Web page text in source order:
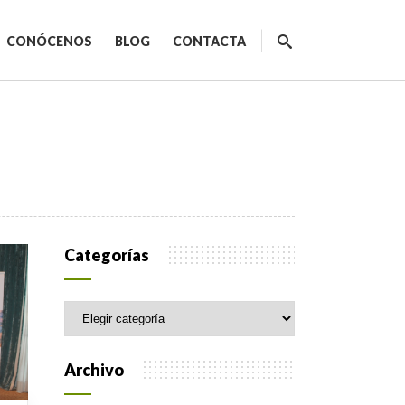
de trabajo
CONÓCENOS BLOG CONTACTA
Categorías
Categorías
Archivo